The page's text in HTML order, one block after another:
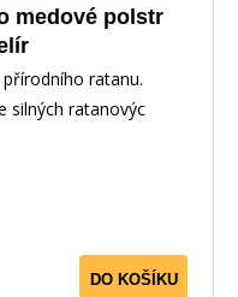
medové polstr
ratanu.
silných ratanovýc
DO KOŠÍKU